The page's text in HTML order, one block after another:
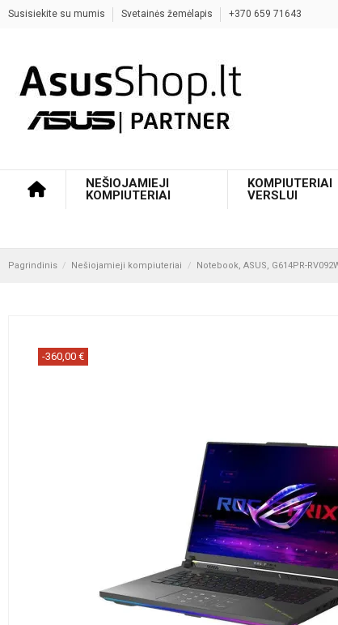
Susisiekite su mumis Svetainės žemėlapis +370 659 71643
NEŠIOJAMIEJI
KOMPIUTERIAI
KOMPIUTERIAI
VERSLUI
Pagrindinis Nešiojamieji kompiuteriai Notebook, ASUS, G614PR-
-360,00 €